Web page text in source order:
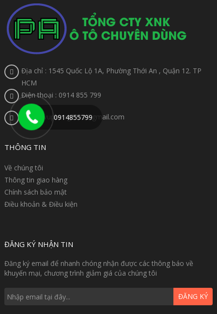
Địa chỉ : 1545 Quốc Lộ 1A, Phường Thới An , Quận 12. TP
HCM
Điện thoại : 0914 855 799
Email : vuphong.hino@gmail.com
THÔNG TIN
Về chúng tôi
Thông tin giao hàng
Chính sách bảo mật
Điều khoản & Điều kiện
ĐĂNG KÝ NHẬN TIN
Đăng ký email để nhanh chóng nhận được các thông báo về
khuyến mại, chương trình giảm giá của chúng tôi
ĐĂNG KÝ
0914855799